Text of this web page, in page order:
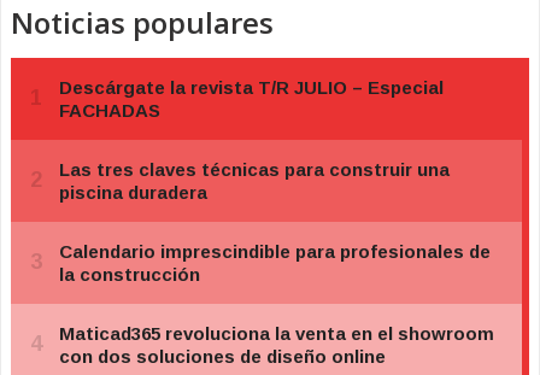
Noticias populares